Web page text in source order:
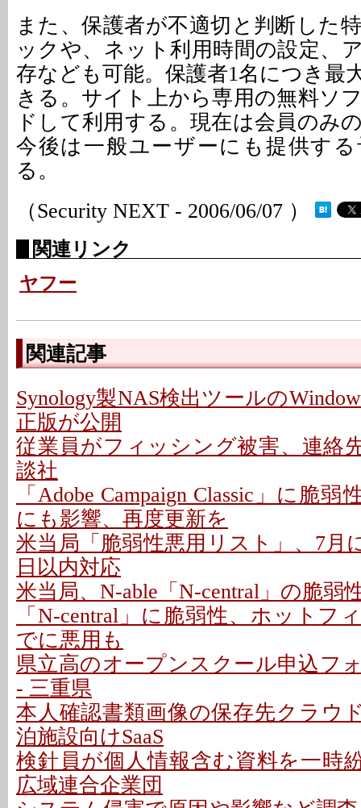
また、保護者が不適切と判断した
ックや、ネット利用時間の設定、
存なども可能。保護者1名につき最
きる。サイト上から専用の無料ソ
ドして利用する。現在は会員のみ
今後は一般ユーザーにも提供す
る。
（Security NEXT - 2006/06/07 ）
関連リンク
ヤフー
関連記事
Synology製NAS検出ツールの
正版が公開
従業員がフィッシング被害、連絡
談社
「Adobe Campaign Classic」に脆
にも影響、再度更新を
米当局「脆弱性悪用リスト」、7月
日以内対応
米当局、N-able「N-central」の脆弱
「N-central」に脆弱性、ホットフ
でに悪用も
県立高のオープンスクール申込フ
- 三重県
本人確認書類画像の保存先クラウ
泊施設向けSaaS
検針員が個人情報含む資料を一時
広域連合企業団